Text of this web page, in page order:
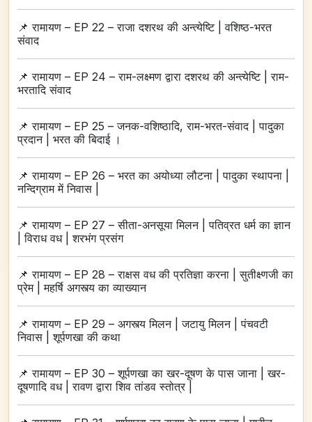
📌रामायण – EP 22 – राजा दशरथ की अन्त्येष्टि | वशिष्ठ-भरत
संवाद
📌रामायण – EP 24 – राम-लक्ष्मण द्वारा दशरथ की अन्त्येष्टि | राम-
भरतादि संवाद
📌रामायण – EP 25 – जनक-वशिष्ठादि, राम-भरत-संवाद | पादुका
प्रदान | भरत की बिदाई ।
📌रामायण – EP 26 – भरत का अयोध्या लौटना | पादुका स्थापना |
नन्दिग्राम में निवास |
📌रामायण – EP 27 – सीता-अनसूया मिलन | पतिव्रत धर्म का ज्ञान
| विराध वध | शरभंग प्रसंग
📌रामायण – EP 28 – राक्षस वध की प्रतिज्ञा करना | सुतीक्ष्णजी का
प्रेम | महर्षि अगस्त्य का व्याख्यान
📌रामायण – EP 29 – अगस्त्य मिलन | जटायु मिलन | पंचवटी
निवास | शूर्पणखा की कथा
📌रामायण – EP 30 – शूर्पणखा का खर-दूषण के पास जाना | खर-
दूषणादि वध | रावण द्वारा शिव तांडव स्तोत्र |